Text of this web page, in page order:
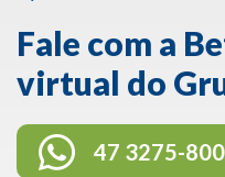
Fale com a
virtual do
47 3275-